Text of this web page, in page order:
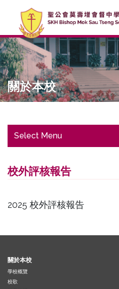
關於本校
Select Menu
校外評核報告
2025 校外評核報告
關於本校
學校概覽
校歌